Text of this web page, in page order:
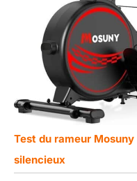
Test du rameur
silencieux